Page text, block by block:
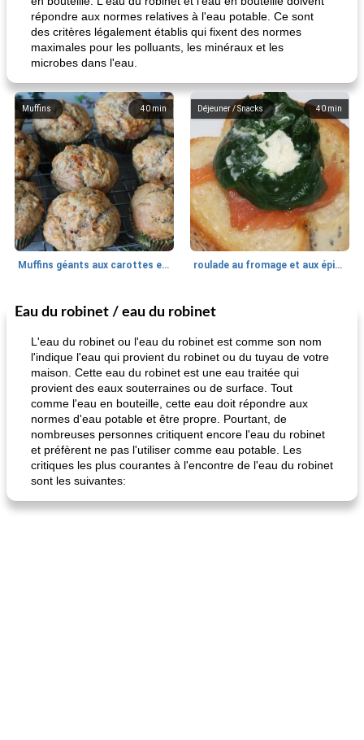
répondre aux normes relatives à l'eau potable. Ce sont
des critères légalement établis qui fixent des normes
maximales pour les polluants, les minéraux et les
microbes dans l'eau.
40 min
Muffins
Muffins géants aux carottes et à la banane de Nif
40 min
Déjeuner / Snacks
roulade au fromage et aux épinards
30min
Marques de confiance: recettes et
fiesta tostadas
Viande et volaille
le méga's jopp joes
Eau du robinet / eau du robinet
L'eau du robinet ou l'eau du robinet est comme son nom
l'indique l'eau qui provient du robinet ou du tuyau de votre
maison. Cette eau du robinet est une eau traitée qui
provient des eaux souterraines ou de surface. Tout
comme l'eau en bouteille, cette eau doit répondre aux
normes d'eau potable et être propre. Pourtant, de
nombreuses personnes critiquent encore l'eau du robinet
et préfèrent ne pas l'utiliser comme eau potable. Les
critiques les plus courantes à l'encontre de l'eau du robinet
sont les suivantes: